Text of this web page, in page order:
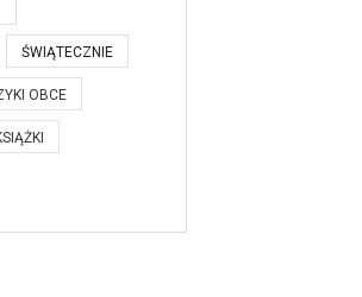
ŚWIĄTECZNIE
OBCE